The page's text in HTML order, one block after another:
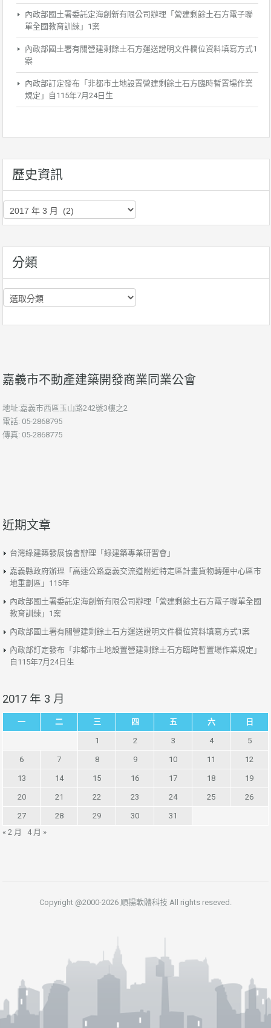
內政部國土署委託定海創新有限公司辦理「營建剩餘土石方電子聯
單全國教育訓練」1案
內政部國土署有關營建剩餘土石方運送證明文件欄位資料填寫方式1
案
內政部訂定發布「非都市土地設置營建剩餘土石方臨時暫置場作業
規定」自115年7月24日生
歷史資訊
歷
史
分類
分
類
嘉義市不動產建築開發商業同業公會
地址:嘉義市西區玉山路242號3樓之2
電話: 05-2868795
傳真: 05-2868775
近期文章
台灣綠建築發展協會辦理「綠建築專業研習會」
嘉義縣政府辦理「高速公路嘉義交流道附近特定區計畫貨物轉運中心區市
地重劃區」115年
內政部國土署委託定海創新有限公司辦理「營建剩餘土石方電子聯單全國
教育訓練」1案
內政部國土署有關營建剩餘土石方運送證明文件欄位資料填寫方式1案
內政部訂定發布「非都市土地設置營建剩餘土石方臨時暫置場作業規定」
自115年7月24日生
2017 年 3 月
一 二 三 四 五 六 日
1 2 3 4 5
6 7 8 9 10 11 12
13 14 15 16 17 18 19
20 21 22 23 24 25 26
27 28 29 30
31
« 2 月
4 月 »
Copyright @2000-2026 順揚軟體科技 All rights reseved.